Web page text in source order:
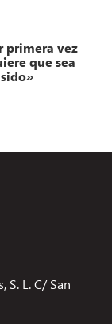
primera vez
que sea
S. L. C/ San